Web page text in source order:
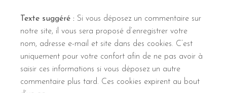
Texte suggéré :Si vous déposez un commentaire sur
notre site, il vous sera proposé d’enregistrer votre
nom, adresse e-mail et site dans des cookies. C’est
uniquement pour votre confort afin de ne pas avoir à
saisir ces informations si vous déposez un autre
commentaire plus tard. Ces cookies expirent au bout